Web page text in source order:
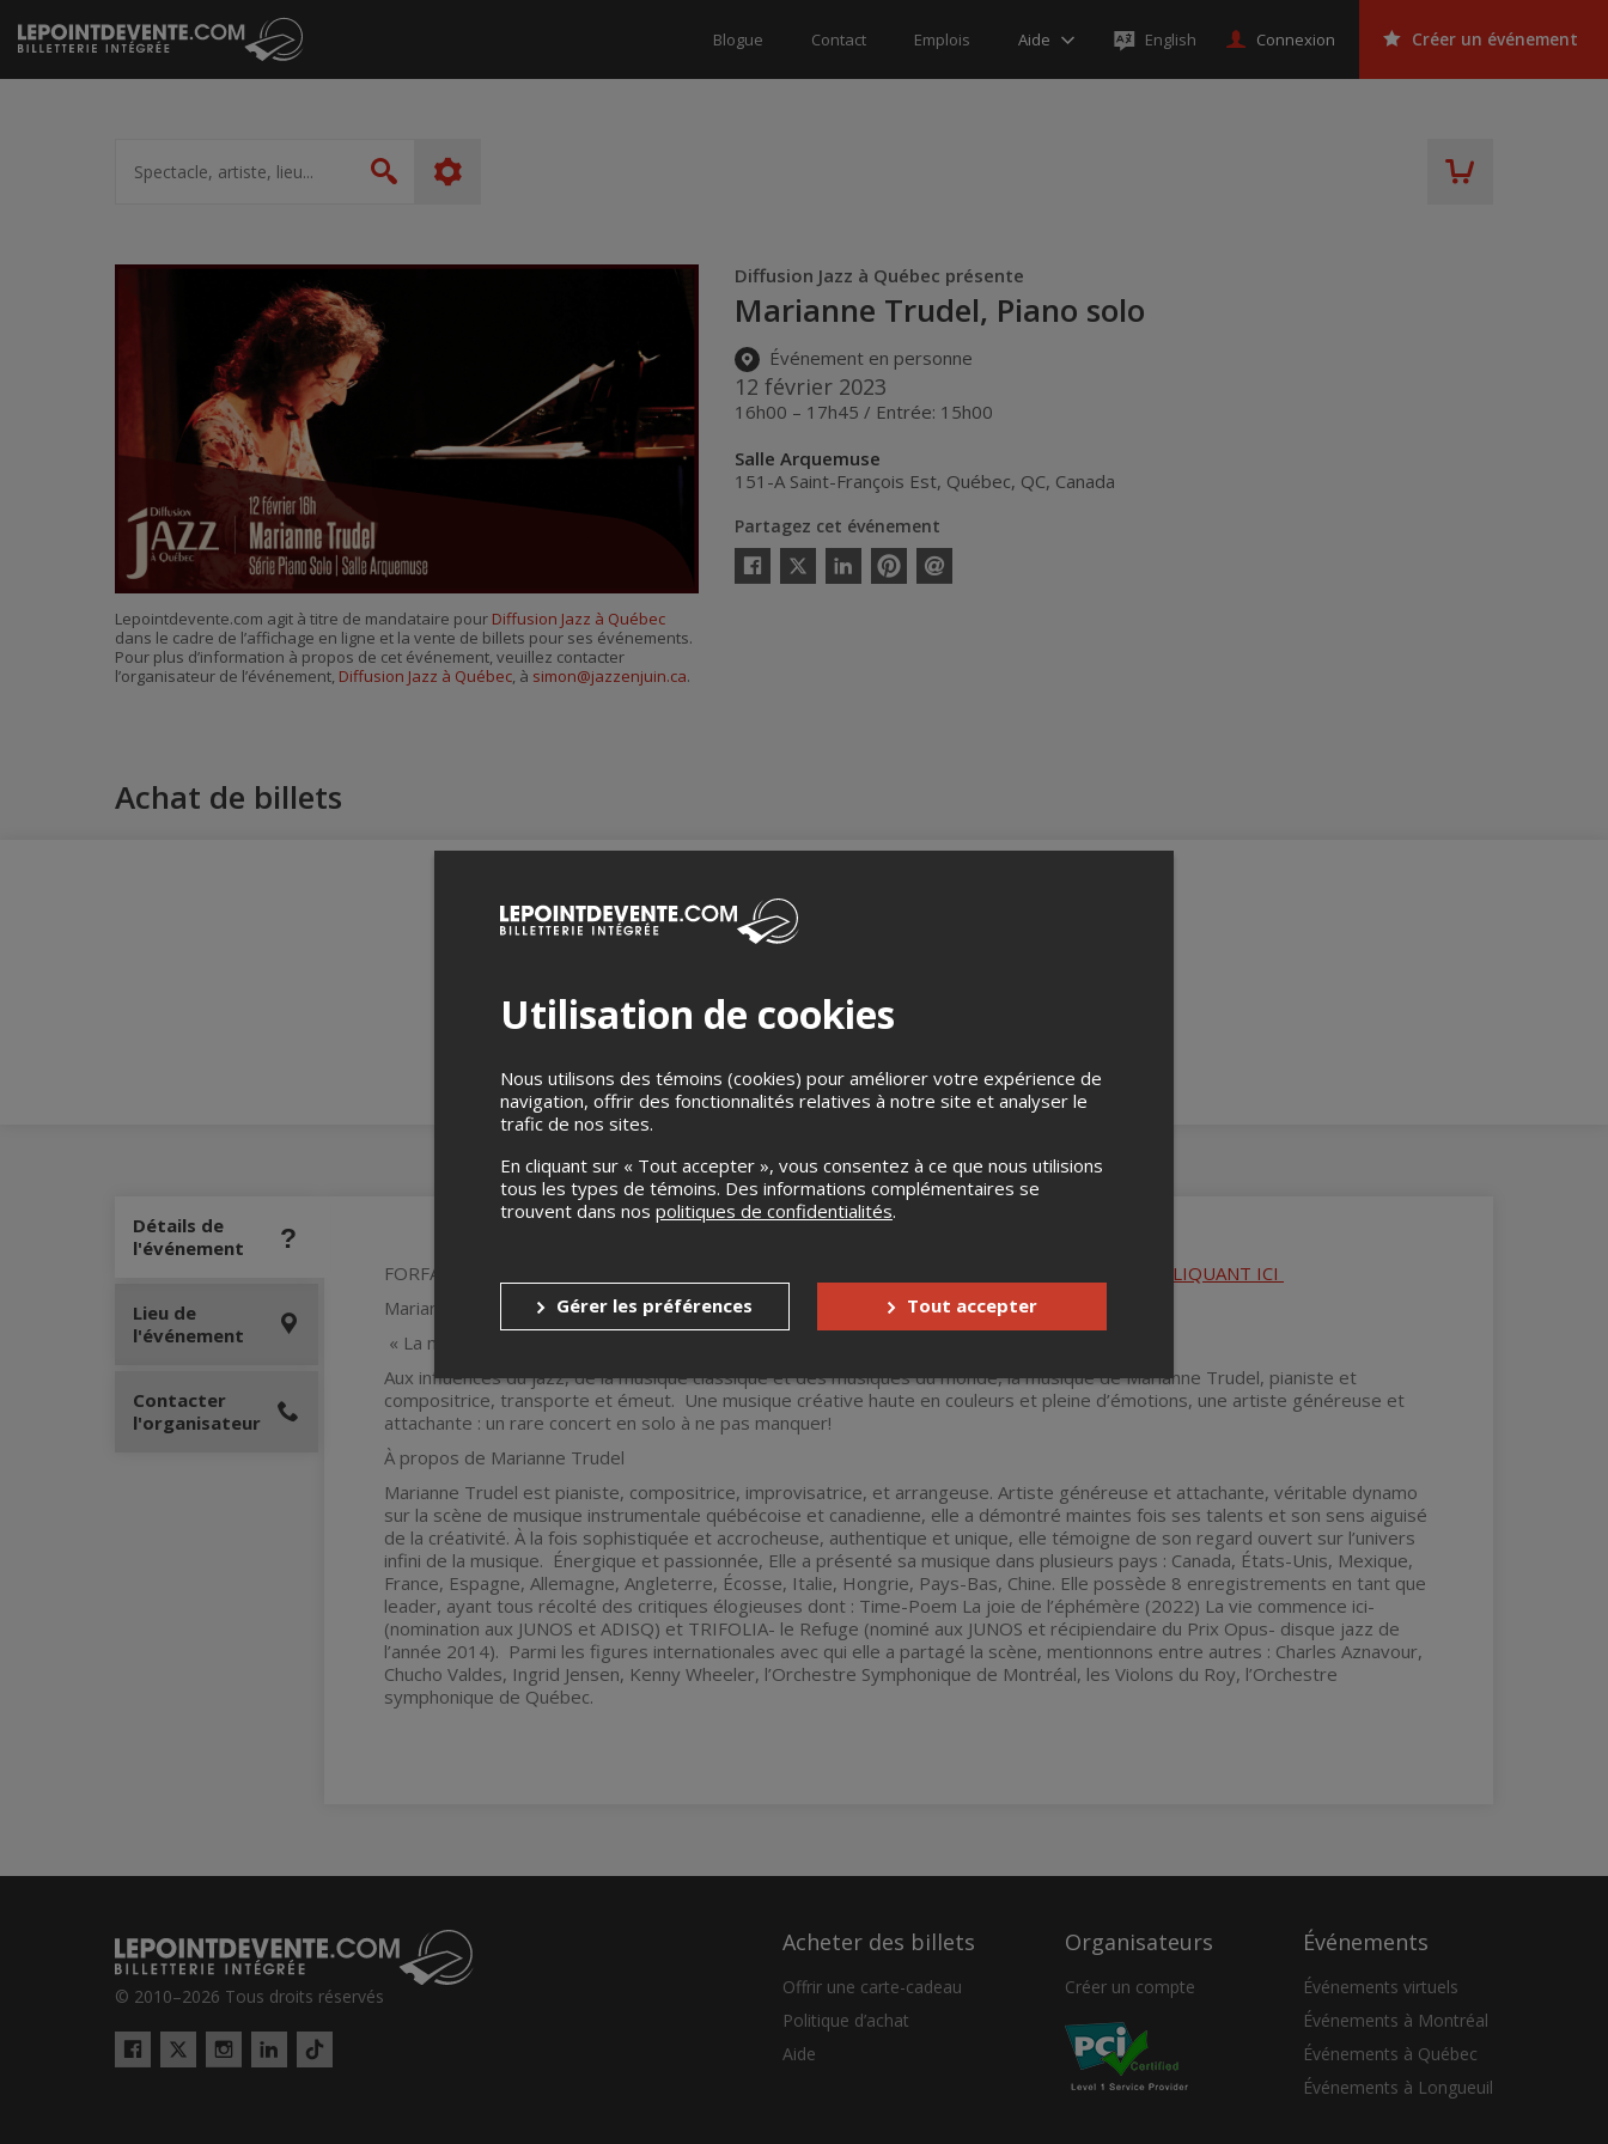
Passer
au
contenu
Blogue Contact Emplois Aide English Connexion Créer un événement
artiste,
lieu...
Rechercher
Diffusion Jazz à Québec présente
Marianne Trudel, Piano solo
Événement en personne
12 février 2023
16h00 – 17h45 / Entrée: 15h00
Salle Arquemuse
151-A Saint-François Est, Québec, QC, Canada
Partagez cet événement
Facebook
Twitter
LinkedinPinterestEnvoyer
Lepointdevente.com agit à titre de mandataire pour Diffusion Jazz à Québec
dans le cadre de l’affichage en ligne et la vente de billets pour ses événements.
Pour plus d’information à propos de cet événement, veuillez contacter
l’organisateur de l’événement, Diffusion Jazz à Québec, à simon@jazzenjuin.ca.
Achat de billets
Détails de
l'événement
FORFAIT 6 SPECTACLES PIANO SOLO POUR 125$ JUSQU'AU 31 DÉCEMBRE
DISPONIBLE EN CLIQUANT ICI
Marianne Trudel, piano solo
« La musique et la vie ».
Aux influences du jazz, de la musique classique et des musiques du monde, la musique de Marianne Trudel, pianiste et
compositrice, transporte et émeut. Une musique créative haute en couleurs et pleine d’émotions, une artiste généreuse et
attachante : un rare concert en solo à ne pas manquer!
À propos de Marianne Trudel
Marianne Trudel est pianiste, compositrice, improvisatrice, et arrangeuse. Artiste généreuse et attachante, véritable dynamo
sur la scène de musique instrumentale québécoise et canadienne, elle a démontré maintes fois ses talents et son sens aiguisé
de la créativité. À la fois sophistiquée et accrocheuse, authentique et unique, elle témoigne de son regard ouvert sur l’univers
infini de la musique. Énergique et passionnée, Elle a présenté sa musique dans plusieurs pays : Canada, États-Unis, Mexique,
France, Espagne, Allemagne, Angleterre, Écosse, Italie, Hongrie, Pays-Bas, Chine. Elle possède 8 enregistrements en tant que
leader, ayant tous récolté des critiques élogieuses dont : Time-Poem La joie de l’éphémère (2022) La vie commence ici-
(nomination aux JUNOS et ADISQ) et TRIFOLIA- le Refuge (nominé aux JUNOS et récipiendaire du Prix Opus- disque jazz de
l’année 2014). Parmi les figures internationales avec qui elle a partagé la scène, mentionnons entre autres : Charles Aznavour,
Chucho Valdes, Ingrid Jensen, Kenny Wheeler, l’Orchestre Symphonique de Montréal, les Violons du Roy, l’Orchestre
symphonique de Québec.
Lieu de
l'événement
Contacter
l'organisateur
© 2010–2026 Tous droits réservés
Facebook
Twitter
InstagramLinkedIn
Tiktok
Acheter des billets
Offrir une carte-cadeau
Politique d’achat
Aide
Organisateurs
Créer un compte
Événements
Événements virtuels
Événements à Montréal
Événements à Québec
Événements à Longueuil
Utilisation de cookies
Nous utilisons des témoins (cookies) pour améliorer votre expérience de
navigation, offrir des fonctionnalités relatives à notre site et analyser le
trafic de nos sites.
En cliquant sur « Tout accepter », vous consentez à ce que nous utilisions
tous les types de témoins. Des informations complémentaires se
trouvent dans nos politiques de confidentialités.
Gérer les préférences Tout accepter